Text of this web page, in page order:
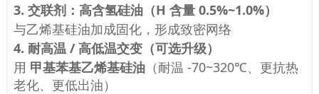
3. 交联剂： 高含氢硅油（H 含量 0.5%~1.0%）
与乙烯基硅油加成固化，形成致密网络
4. 耐高温 / 高低温交变（可选升级）
用 甲基苯基乙烯基硅油（耐温 -70~320℃、更抗热
老化、更低出油）